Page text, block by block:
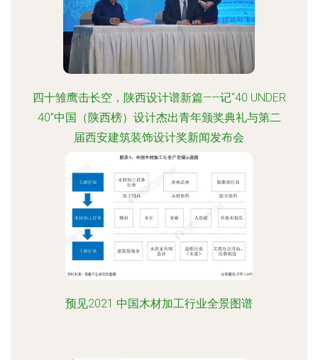
四十雏鹰击长空，陕西设计谱新篇——记“40 UNDER
40”中国（陕西榜）设计杰出青年颁奖典礼与第二
届西安建筑装饰设计奖新闻发布会
预见2021 中国木材加工行业全景图谱